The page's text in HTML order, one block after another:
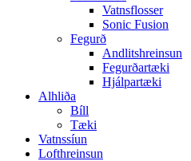
Vatnsflosser
Sonic Fusion
Fegurð
Andlitshreinsun
Fegurðartæki
Hjálpartæki
Alhliða
Bíll
Tæki
Vatnssíun
Lofthreinsun